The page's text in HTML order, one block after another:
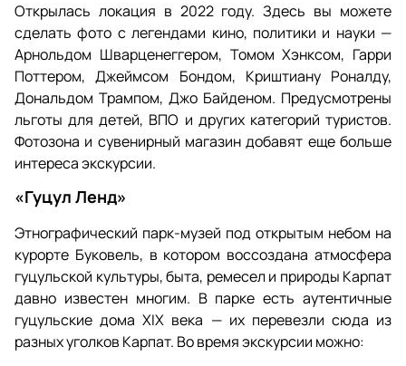
Открылась локация в 2022 году. Здесь вы можете
сделать фото с легендами кино, политики и науки —
Арнольдом Шварценеггером, Томом Хэнксом, Гарри
Поттером, Джеймсом Бондом, Криштиану Роналду,
Дональдом Трампом, Джо Байденом. Предусмотрены
льготы для детей, ВПО и других категорий туристов.
Фотозона и сувенирный магазин добавят еще больше
интереса экскурсии.
«Гуцул Ленд»
Этнографический парк-музей под открытым небом на
курорте Буковель, в котором воссоздана атмосфера
гуцульской культуры, быта, ремесел и природы Карпат
давно известен многим. В парке есть аутентичные
гуцульские дома XIX века — их перевезли сюда из
разных уголков Карпат. Во время экскурсии можно: